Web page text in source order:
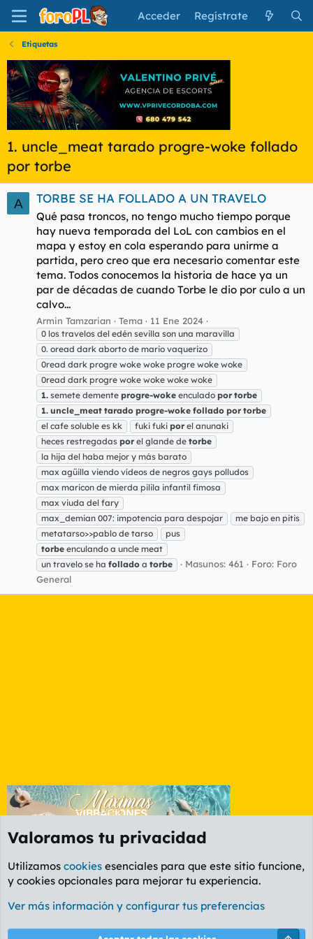
Acceder Regístrate
Etiquetas
1. uncle_meat tarado progre-woke follado
por torbe
A TORBE SE HA FOLLADO A UN TRAVELO
Qué pasa troncos, no tengo mucho tiempo porque
hay nueva temporada del LoL con cambios en el
mapa y estoy en cola esperando para unirme a
partida, pero creo que era necesario comentar este
tema. Todos conocemos la historia de hace ya un
par de décadas de cuando Torbe le dio por culo a un
calvo...
Armin Tamzarian Tema 11 Ene 2024
0 los travelos del edén sevilla son una maravilla
0. oread dark aborto de mario vaquerizo
0read dark progre woke woke progre woke woke
0read dark progre woke woke woke woke
1. semete demente progre-woke enculado por torbe
1. uncle_meat tarado progre-woke follado por torbe
el cafe soluble es kk
fuki fuki por el anunaki
heces restregadas por el glande de torbe
la hija del haba mejor y más barato
max agüilla viendo vídeos de negros gays polludos
max maricon de mierda pilila infantil fimosa
max viuda del fary
max_demian 007: impotencia para despojar
me bajo en pitis
metatarso>>pablo de tarso
pus
torbe enculando a uncle meat
un travelo se ha follado a torbe Masunos: 461 Foro: Foro
General
Etiquetas
Cookies
PL OLDSTYLE AMARILLO
Valoramos tu privacidad
Utilizamos cookies esenciales para que este sitio funcione,
y cookies opcionales para mejorar tu experiencia.
Ver más información y configurar tus preferencias